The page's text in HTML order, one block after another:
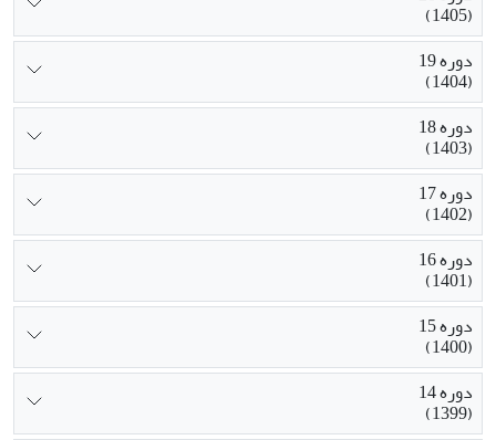
(1405)
دوره 19
(1404)
دوره 18
(1403)
دوره 17
(1402)
دوره 16
(1401)
دوره 15
(1400)
دوره 14
(1399)